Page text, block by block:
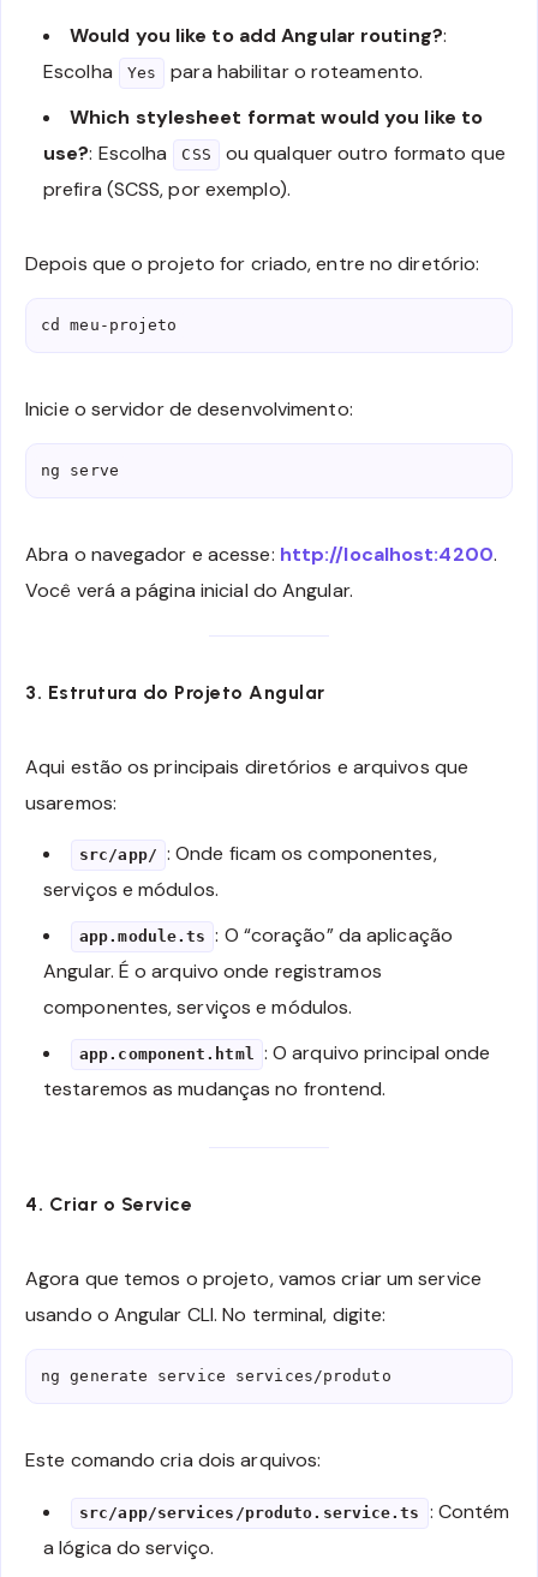
Would you like to add Angular routing?:
Escolha
Yes
para habilitar o roteamento.
Which stylesheet format would you like to
use?: Escolha CSS
ou qualquer outro formato que
prefira (SCSS, por exemplo).
Depois que o projeto for criado, entre no diretório:
cd meu-projeto
Inicie o servidor de desenvolvimento:
ng serve
Abra o navegador e acesse: http://localhost:4200.
Você verá a página inicial do Angular.
3. Estrutura do Projeto Angular
Aqui estão os principais diretórios e arquivos que
usaremos:
src/app/ : Onde ficam os componentes,
serviços e módulos.
app.module.ts
: O “coração” da aplicação
Angular. É o arquivo onde registramos
componentes, serviços e módulos.
app.component.html : O arquivo principal onde
testaremos as mudanças no frontend.
4. Criar o Service
Agora que temos o projeto, vamos criar um service
usando o Angular CLI. No terminal, digite:
ng generate service services/produto
Este comando cria dois arquivos:
src/app/services/produto.service.ts
: Contém
a lógica do serviço.